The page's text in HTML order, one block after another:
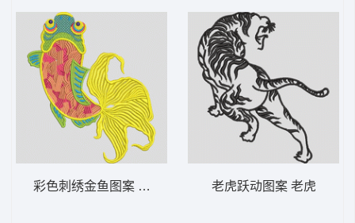
彩色刺绣金鱼图案 鲤鱼 老虎跃动图案 老虎